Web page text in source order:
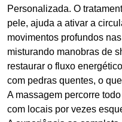
Personalizada. O
pele, ajuda a ativar a
movimentos profundos
misturando manobras de
restaurar o fluxo
com pedras quentes, o
A massagem percorre
com locais por vezes